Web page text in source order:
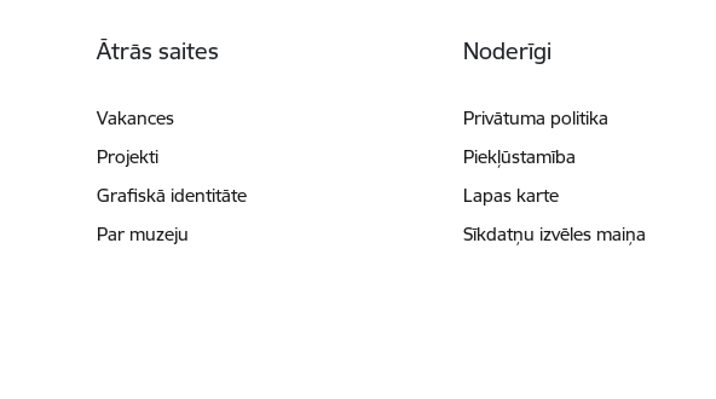
Ātrās saites
Vakances
Projekti
Grafiskā identitāte
Par muzeju
Noderīgi
Privātuma politika
Piekļūstamība
Lapas karte
Sīkdatņu izvēles maiņa